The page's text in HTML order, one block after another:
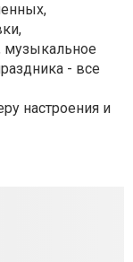
музыкальное
- все
настроения и